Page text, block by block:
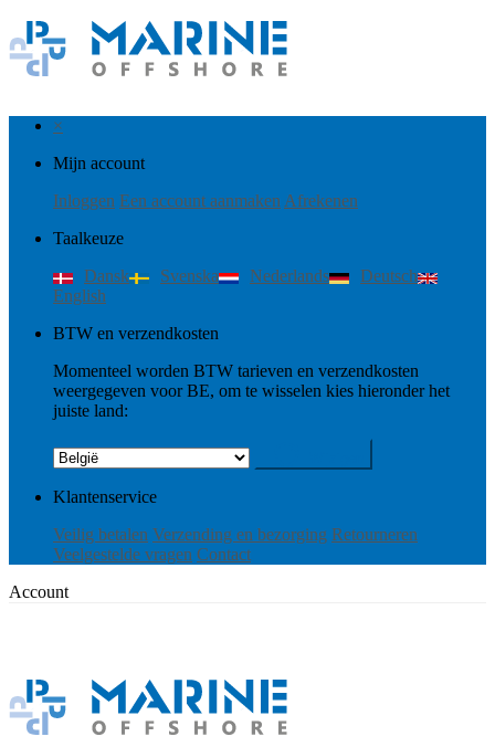
×
Mijn account
Inloggen Een account aanmaken Afrekenen
Taalkeuze
Dansk
Svenska Nederlands
Deutsch
English
BTW en verzendkosten
Momenteel worden BTW tarieven en verzendkosten
weergegeven voor BE, om te wisselen kies hieronder het
juiste land:
Klantenservice
Veilig betalen Verzending en bezorging Retourneren
Veelgestelde vragen Contact
Account